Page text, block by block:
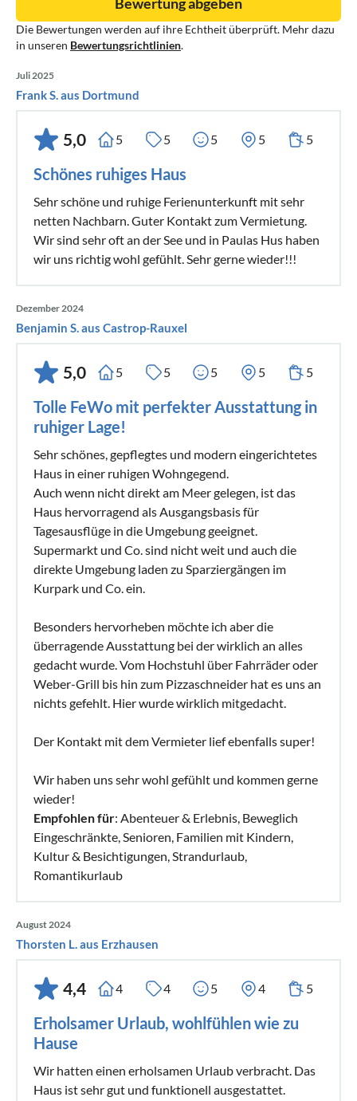
Die Bewertungen werden auf ihre Echtheit überprüft. Mehr dazu
in unseren Bewertungsrichtlinien.
Juli 2025
Frank S. aus Dortmund
5,0 5 5 5 5 5
Schönes ruhiges Haus
Sehr schöne und ruhige Ferienunterkunft mit sehr
netten Nachbarn. Guter Kontakt zum Vermietung.
Wir sind sehr oft an der See und in Paulas Hus haben
wir uns richtig wohl gefühlt. Sehr gerne wieder!!!
Dezember 2024
Benjamin S. aus Castrop-Rauxel
5,0 5 5 5 5 5
Tolle FeWo mit perfekter Ausstattung in
ruhiger Lage!
Sehr schönes, gepflegtes und modern eingerichtetes
Haus in einer ruhigen Wohngegend.
Auch wenn nicht direkt am Meer gelegen, ist das
Haus hervorragend als Ausgangsbasis für
Tagesausflüge in die Umgebung geeignet.
Supermarkt und Co. sind nicht weit und auch die
direkte Umgebung laden zu Sparziergängen im
Kurpark und Co. ein.
Besonders hervorheben möchte ich aber die
überragende Ausstattung bei der wirklich an alles
gedacht wurde. Vom Hochstuhl über Fahrräder oder
Weber-Grill bis hin zum Pizzaschneider hat es uns an
nichts gefehlt. Hier wurde wirklich mitgedacht.
Der Kontakt mit dem Vermieter lief ebenfalls super!
Wir haben uns sehr wohl gefühlt und kommen gerne
wieder!
Empfohlen für: Abenteuer & Erlebnis, Beweglich
Eingeschränkte, Senioren, Familien mit Kindern,
Kultur & Besichtigungen, Strandurlaub,
Romantikurlaub
August 2024
Thorsten L. aus Erzhausen
4,4 4 4 5 4 5
Erholsamer Urlaub, wohlfühlen wie zu
Hause
Wir hatten einen erholsamen Urlaub verbracht. Das
Haus ist sehr gut und funktionell ausgestattet.